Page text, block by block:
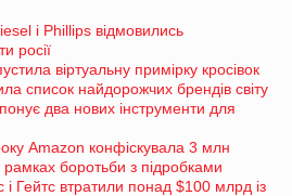
і Phillips відмовились
росії
віртуальну примірку кросівок
список найдорожчих брендів світу
два нових інструменти для
Amazon конфіскувала 3 млн
боротьби з підробками
і Гейтс втратили понад $100 млрд із